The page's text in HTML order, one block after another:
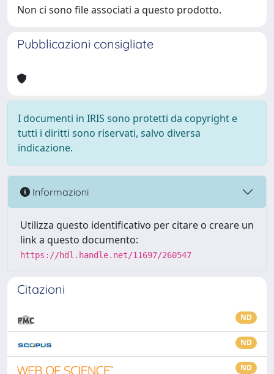
Non ci sono file associati a questo prodotto.
Pubblicazioni consigliate
I documenti in IRIS sono protetti da copyright e
tutti i diritti sono riservati, salvo diversa
indicazione.
Informazioni
Utilizza questo identificativo per citare o creare un
link a questo documento:
https://hdl.handle.net/11697/260547
Citazioni
ND
ND
ND